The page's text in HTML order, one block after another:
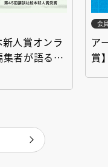
人賞オンラ
者が語る
会
ア
賞